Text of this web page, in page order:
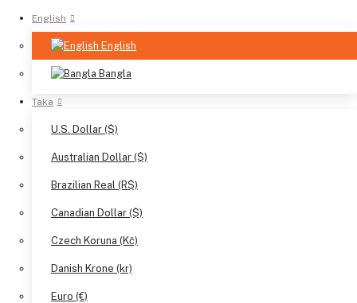
English
English
Bangla
Taka
U.S. Dollar ($)
Australian Dollar ($)
Brazilian Real (R$)
Canadian Dollar ($)
Czech Koruna (Kč)
Danish Krone (kr)
Euro (€)